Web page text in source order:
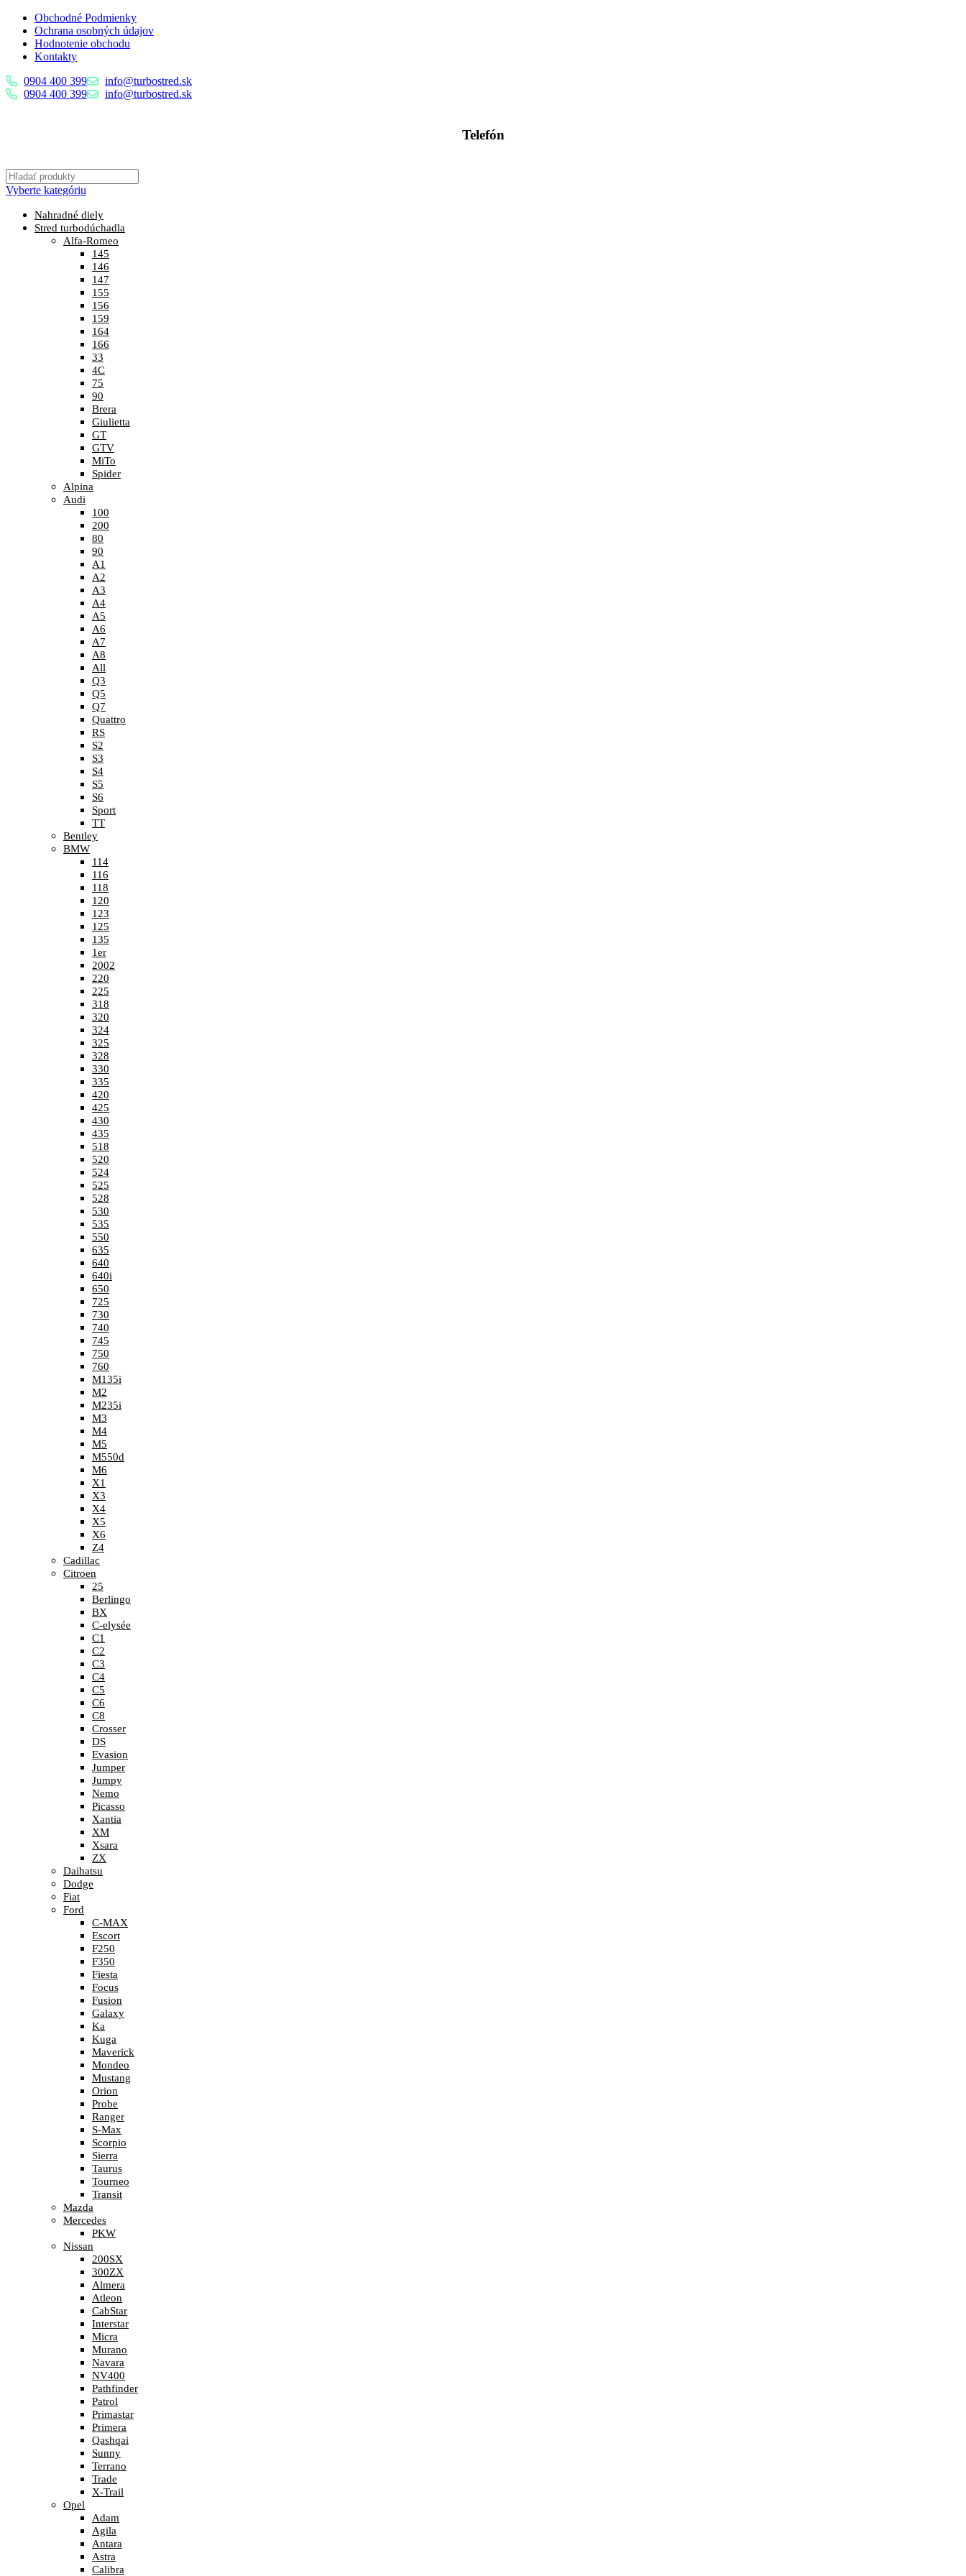
Obchodné Podmienky
Ochrana osobných údajov
Hodnotenie obchodu
Kontakty
0904 400 399
info@turbostred.sk
0904 400 399
info@turbostred.sk
Telefón
Vyberte kategóriu
Nahradné diely
Stred turbodúchadla
Alfa-Romeo
145
146
147
155
156
159
164
166
33
4C
75
90
Brera
Giulietta
GT
GTV
MiTo
Spider
Alpina
Audi
100
200
80
90
A1
A2
A3
A4
A5
A6
A7
A8
All
Q3
Q5
Q7
Quattro
RS
S2
S3
S4
S5
S6
Sport
TT
Bentley
BMW
114
116
118
120
123
125
135
1er
2002
220
225
318
320
324
325
328
330
335
420
425
430
435
518
520
524
525
528
530
535
550
635
640
640i
650
725
730
740
745
750
760
M135i
M2
M235i
M3
M4
M5
M550d
M6
X1
X3
X4
X5
X6
Z4
Cadillac
Citroen
25
Berlingo
BX
C-elysée
C1
C2
C3
C4
C5
C6
C8
Crosser
DS
Evasion
Jumper
Jumpy
Nemo
Picasso
Xantia
XM
Xsara
ZX
Daihatsu
Dodge
Fiat
Ford
C-MAX
Escort
F250
F350
Fiesta
Focus
Fusion
Galaxy
Ka
Kuga
Maverick
Mondeo
Mustang
Orion
Probe
Ranger
S-Max
Scorpio
Sierra
Taurus
Tourneo
Transit
Mazda
Mercedes
PKW
Nissan
200SX
300ZX
Almera
Atleon
CabStar
Interstar
Micra
Murano
Navara
NV400
Pathfinder
Patrol
Primastar
Primera
Qashqai
Sunny
Terrano
Trade
X-Trail
Opel
Adam
Agila
Antara
Astra
Calibra